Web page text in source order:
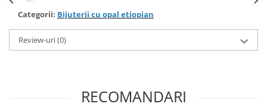
Categorii: Bijuterii cu opal etiopian
Review-uri(0)
RECOMANDARI